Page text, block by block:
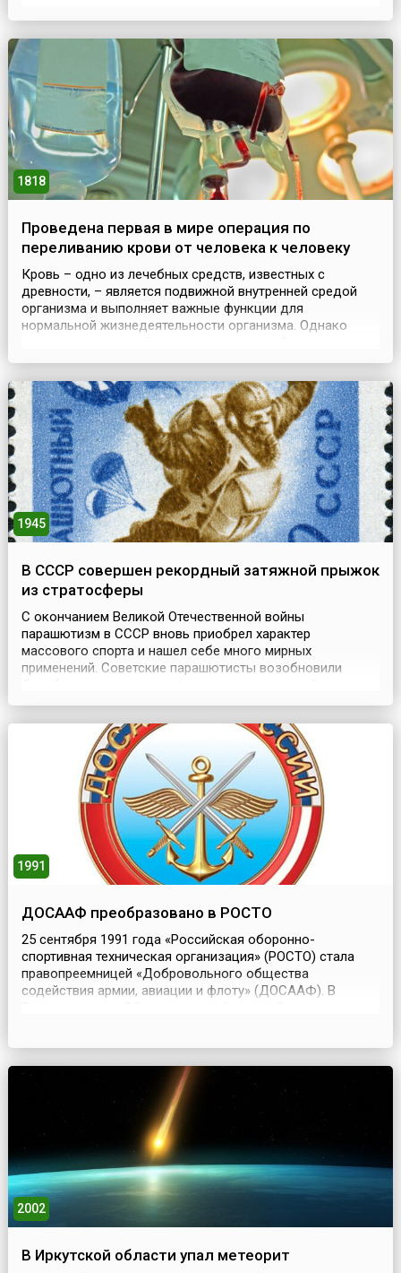
Павла Петровича был издан указ об открытии в Москве
генерала Глебова, прилично задолжавшего казне. ...
1818
Проведена первая в мире операция по
переливанию крови от человека к человеку
Кровь – одно из лечебных средств, известных с
древности, – является подвижной внутренней средой
организма и выполняет важные функции для
нормальной жизнедеятельности организма. Однако
ее консервации стали возможными совсем недавно, как
введение крови с лечебной целью в сосудистое русло
больного, ка...
1945
В СССР совершен рекордный затяжной прыжок
из стратосферы
С окончанием Великой Отечественной войны
парашютизм в СССР вновь приобрел характер
массового спорта и нашел себе много мирных
применений. Советские парашютисты возобновили
которой было проведение испытаний различных систем
армии и спорте.Парашютисты-испытатели прыгали с
новыми типами парашютов, ...
1991
ДОСААФ преобразовано в РОСТО
25 сентября 1991 года «Российская оборонно-
спортивная техническая организация» (РОСТО) стала
правопреемницей «Добровольного общества
содействия армии, авиации и флоту» (ДОСААФ). В
годов появлялось несколько обществ ...
2002
В Иркутской области упал метеорит